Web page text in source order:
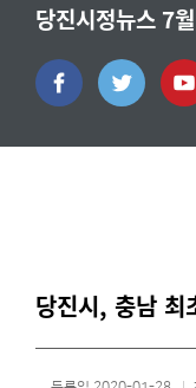
당진시정뉴스 7
당진시, 충남 최